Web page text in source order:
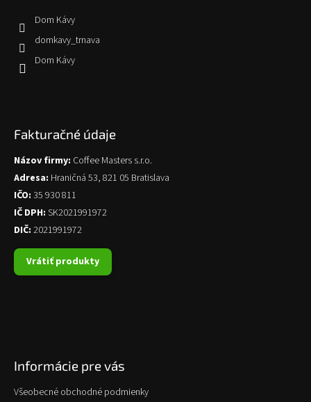
Dom Kávy
domkavy_trnava
Dom Kávy
Fakturačné údaje
Názov firmy: Coffee Masters s.r.o.
Adresa: Hraničná 53, 821 05 Bratislava
IČO: 35 930 811
IČ DPH: SK2021991972
DIČ: 2021991972
Vrátiť produkty
Informácie pre vás
Všeobecné obchodné podmienky